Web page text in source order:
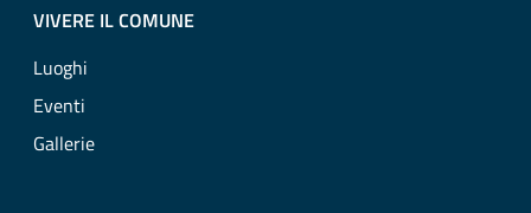
VIVERE IL COMUNE
Luoghi
Eventi
Gallerie